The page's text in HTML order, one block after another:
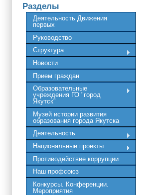
Разделы
Деятельность Движения
первых
Руководство
Структура
Новости
Прием граждан
Образовательные
учреждения ГО "город
Якутск"
Музей истории развития
образования города Якутска
Деятельность
Национальные проекты
Противодействие коррупции
Наш профсоюз
Конкурсы. Конференции.
Мероприятия